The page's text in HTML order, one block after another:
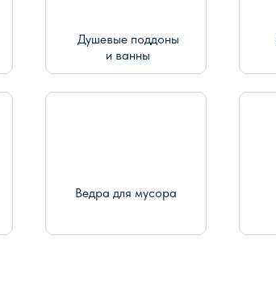
Ведра для мусора
Душевые поддоны
и ванны